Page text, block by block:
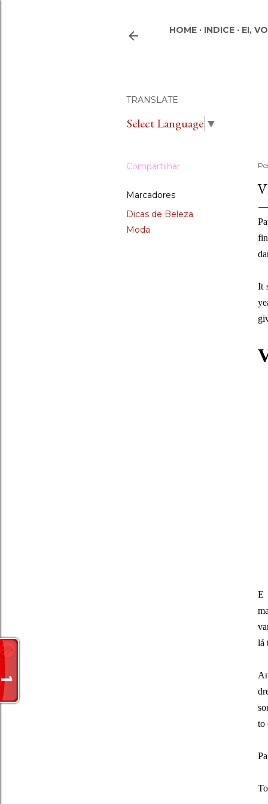
HOME INDICE EI,
TRANSLATE
Select Language ▼
Compartilhar
Marcadores
Dicas de Beleza
Moda
It
E
lá
to